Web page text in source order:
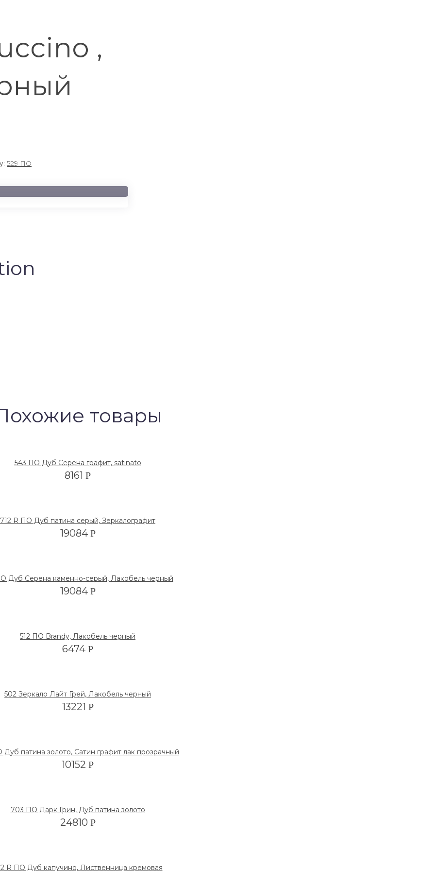
,
529 ПО
товары
543 ПО Дуб Серена графит, satinato
8161 Р
712 R ПО Дуб патина серый, Зеркалографит
19084 Р
Дуб Серена каменно-серый, Лакобель черный
19084 Р
512 ПО Brandy, Лакобель черный
6474 Р
502 Зеркало Лайт Грей, Лакобель черный
13221 Р
патина золото, Сатин графит лак прозрачный
10152 Р
703 ПО Дарк Грин, Дуб патина золото
24810 Р
R ПО Дуб капучино, Лиственница кремовая